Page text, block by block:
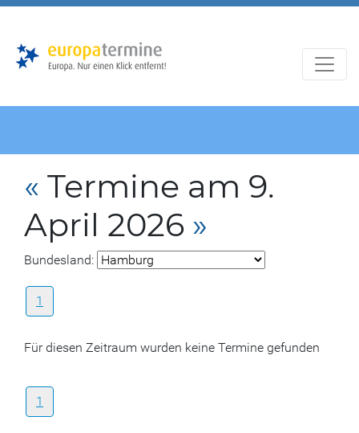
« Termine am 9.
April 2026 »
Bundesland:
1
Für diesen Zeitraum wurden keine Termine gefunden
1